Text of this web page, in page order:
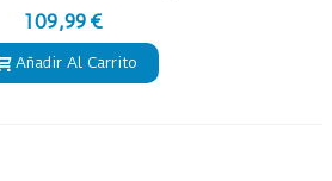
– TROLLEY DE
TRANSPORTE
109,99 €
Añadir Al Carrito